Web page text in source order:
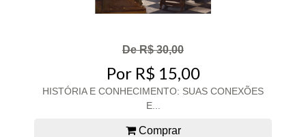
De R$ 30,00
Por R$ 15,00
HISTÓRIA E CONHECIMENTO: SUAS CONEXÕES
E...
Comprar